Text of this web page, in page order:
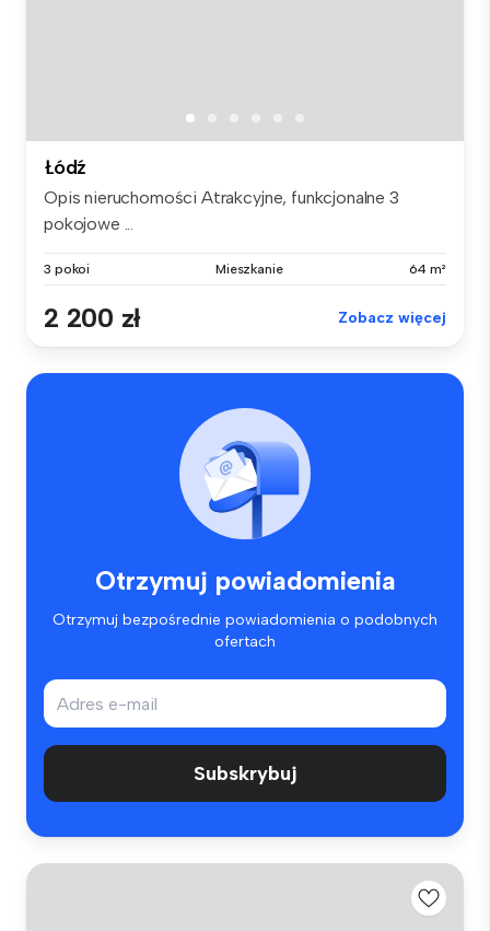
Łódź
Opis nieruchomości Atrakcyjne, funkcjonalne 3
pokojowe ...
3 pokoi Mieszkanie 64 m²
2 200 zł Zobacz więcej
Otrzymuj powiadomienia
Otrzymuj bezpośrednie powiadomienia o podobnych
ofertach
Subskrybuj